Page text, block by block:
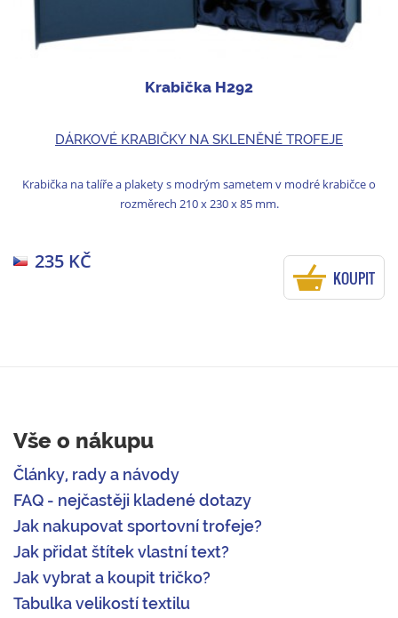
Krabička H292
DÁRKOVÉ KRABIČKY NA SKLENĚNÉ TROFEJE
Krabička na talíře a plakety s modrým sametem v modré krabičce o
rozměrech 210 x 230 x 85 mm.
235 KČ
KOUPIT
Vše o nákupu
Články, rady a návody
FAQ - nejčastěji kladené dotazy
Jak nakupovat sportovní trofeje?
Jak přidat štítek vlastní text?
Jak vybrat a koupit tričko?
Tabulka velikostí textilu